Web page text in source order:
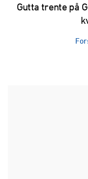
Gutta trente på